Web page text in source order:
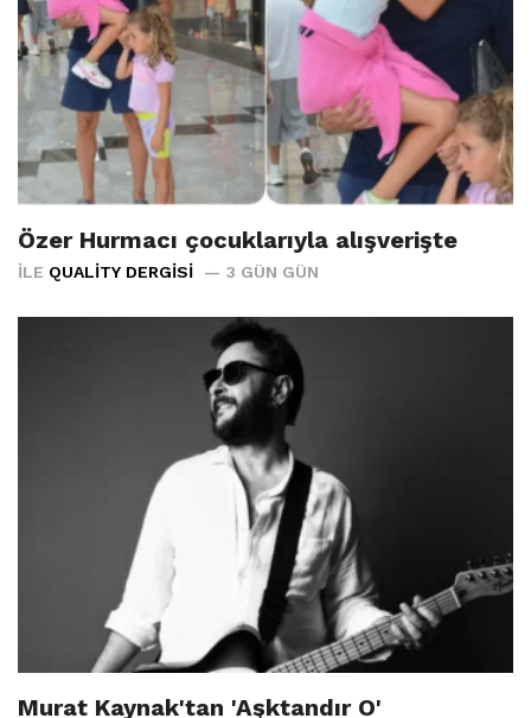
Özer Hurmacı çocuklarıyla alışverişte
İLE QUALITY DERGISI 3 GÜN GÜN
Murat Kaynak'tan 'Aşktandır O'